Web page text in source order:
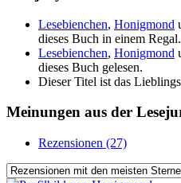
Lesebienchen, Honigmond
dieses Buch in einem Regal.
Lesebienchen, Honigmond
dieses Buch gelesen.
Dieser Titel ist das
Meinungen aus der
Rezensionen (27)